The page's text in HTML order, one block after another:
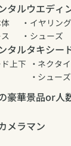
タルウエディ
イヤリング
シューズ
タルタキシー
上下 ネクタイ
シューズ
豪華景品or人
メラマン